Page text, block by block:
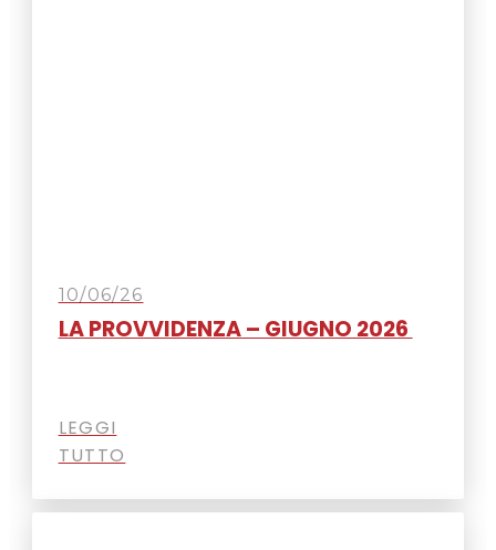
10/06/26
LA PROVVIDENZA – GIUGNO 2026
LEGGI
TUTTO